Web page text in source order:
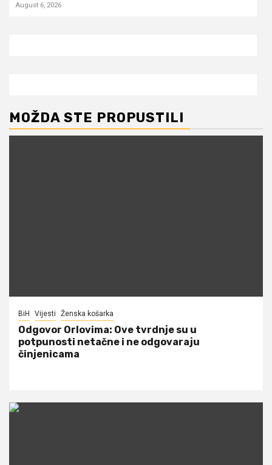
August 6, 2026
MOŽDA STE PROPUSTILI
BiH Vijesti Ženska košarka
Odgovor Orlovima: ​Ove tvrdnje su u
potpunosti netačne i ne odgovaraju
činjenicama